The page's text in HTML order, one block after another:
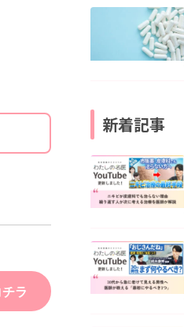
ラ
新着記事